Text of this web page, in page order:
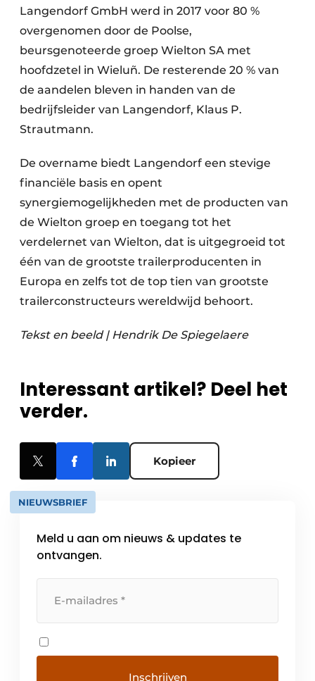
Langendorf GmbH werd in 2017 voor 80 %
overgenomen door de Poolse,
beursgenoteerde groep Wielton SA met
hoofdzetel in Wieluñ. De resterende 20 % van
de aandelen bleven in handen van de
bedrijfsleider van Langendorf, Klaus P.
Strautmann.
De overname biedt Langendorf een stevige
financiële basis en opent
synergiemogelijkheden met de producten van
de Wielton groep en toegang tot het
verdelernet van Wielton, dat is uitgegroeid tot
één van de grootste trailerproducenten in
Europa en zelfs tot de top tien van grootste
trailerconstructeurs wereldwijd behoort.
Tekst en beeld | Hendrik De Spiegelaere
Interessant artikel? Deel het
verder.
Kopieer
NIEUWSBRIEF
Meld u aan om nieuws & updates te
ontvangen.